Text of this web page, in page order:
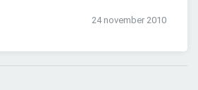
24 november 2010